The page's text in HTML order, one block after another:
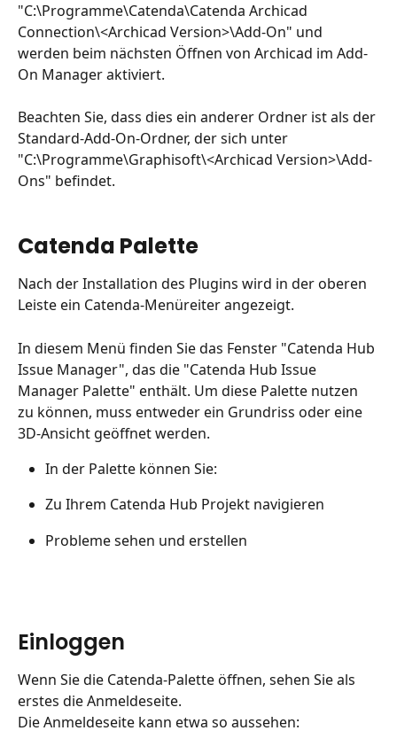
"C:\Programme\Catenda\Catenda Archicad
Connection\<Archicad Version>\Add-On" und
werden beim nächsten Öffnen von Archicad im Add-
On Manager aktiviert.
Beachten Sie, dass dies ein anderer Ordner ist als der
Standard-Add-On-Ordner, der sich unter
"C:\Programme\Graphisoft\<Archicad Version>\Add-
Ons" befindet.
Catenda Palette
Nach der Installation des Plugins wird in der oberen
Leiste ein Catenda-Menüreiter angezeigt.
In diesem Menü finden Sie das Fenster "Catenda Hub
Issue Manager", das die "Catenda Hub Issue
Manager Palette" enthält. Um diese Palette nutzen
zu können, muss entweder ein Grundriss oder eine
3D-Ansicht geöffnet werden.
In der Palette können Sie:
Zu Ihrem Catenda Hub Projekt navigieren
Probleme sehen und erstellen
Einloggen
Wenn Sie die Catenda-Palette öffnen, sehen Sie als
erstes die Anmeldeseite.
Die Anmeldeseite kann etwa so aussehen: